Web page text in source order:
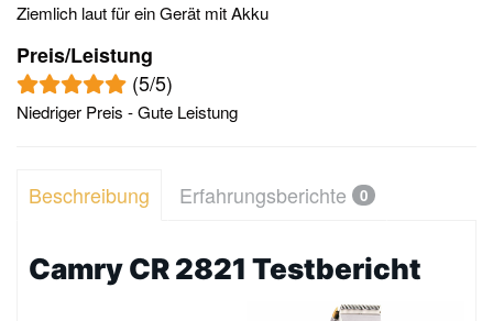
Ziemlich laut für ein Gerät mit Akku
Preis/Leistung
(5/5)
Niedriger Preis - Gute Leistung
Beschreibung Erfahrungsberichte 0
Camry CR 2821 Testbericht